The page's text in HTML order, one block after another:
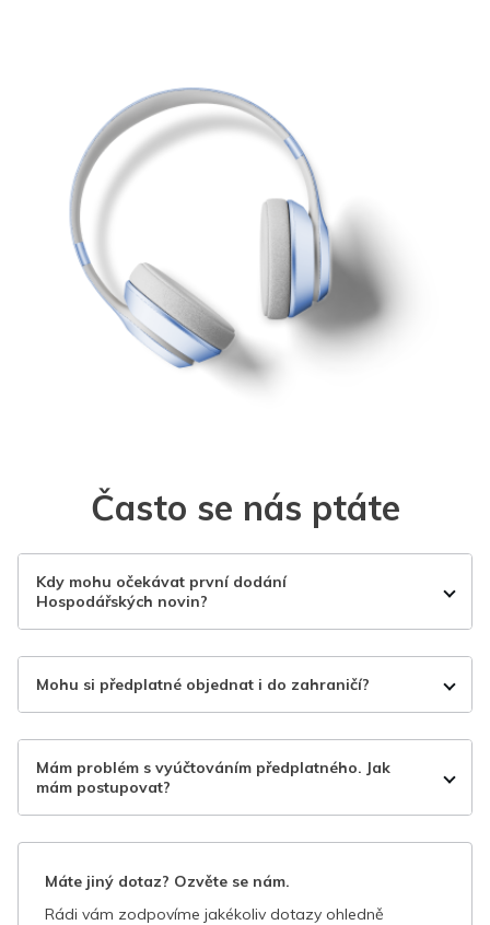
Často se nás ptáte
Kdy mohu očekávat první dodání
Hospodářských novin?
Mohu si předplatné objednat i do zahraničí?
Mám problém s vyúčtováním předplatného. Jak
mám postupovat?
Máte jiný dotaz? Ozvěte se nám.
Rádi vám zodpovíme jakékoliv dotazy ohledně